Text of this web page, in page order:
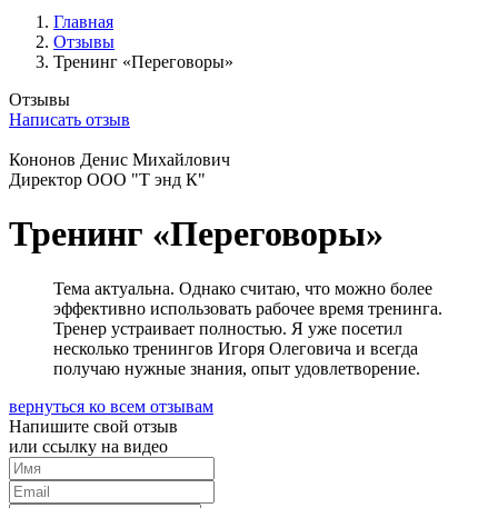
Главная
Отзывы
Тренинг «Переговоры»
Отзывы
Написать отзыв
Кононов Денис Михайлович
Директор ООО "Т энд К"
Тренинг «Переговоры»
Тема актуальна. Однако считаю, что можно более
эффективно использовать рабочее время тренинга.
Тренер устраивает полностью. Я уже посетил
несколько тренингов Игоря Олеговича и всегда
получаю нужные знания, опыт удовлетворение.
вернуться ко всем отзывам
Напишите свой отзыв
или ссылку на видео